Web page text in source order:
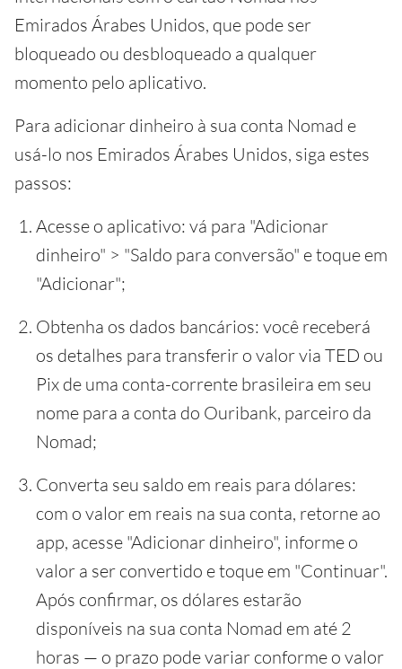
Emirados Árabes Unidos, que pode ser
bloqueado ou desbloqueado a qualquer
momento pelo aplicativo.
Para adicionar dinheiro à sua conta Nomad e
usá-lo nos Emirados Árabes Unidos, siga estes
passos:
Acesse o aplicativo: vá para "Adicionar
dinheiro" > "Saldo para conversão" e toque em
"Adicionar";
Obtenha os dados bancários: você receberá
os detalhes para transferir o valor via TED ou
Pix de uma conta-corrente brasileira em seu
nome para a conta do Ouribank, parceiro da
Nomad;
Converta seu saldo em reais para dólares:
com o valor em reais na sua conta, retorne ao
app, acesse "Adicionar dinheiro", informe o
valor a ser convertido e toque em "Continuar".
Após confirmar, os dólares estarão
disponíveis na sua conta Nomad em até 2
horas — o prazo pode variar conforme o valor